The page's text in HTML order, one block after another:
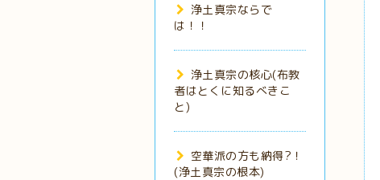
浄土真宗ならで
は！！
浄土真宗の核心(布教
者はとくに知るべきこ
と)
空華派の方も納得?！
(浄土真宗の根本)